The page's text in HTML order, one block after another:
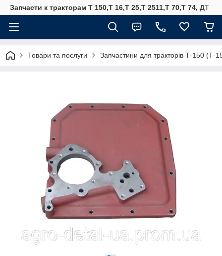
Запчасти к тракторам Т 150,Т 16,Т 25,Т 2511,Т 70,Т 74, ДТ
Товари та послуги Запчастини для тракторів Т-150